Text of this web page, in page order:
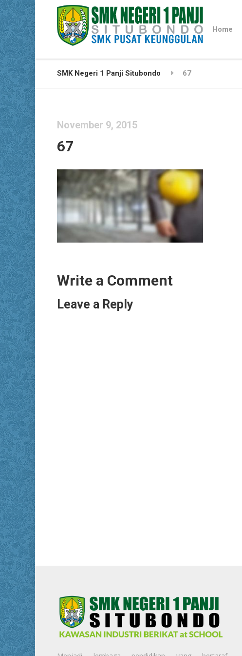
Home
SMK Negeri 1 Panji Situbondo 67
November 9, 2015
67
Write a Comment
Leave a Reply